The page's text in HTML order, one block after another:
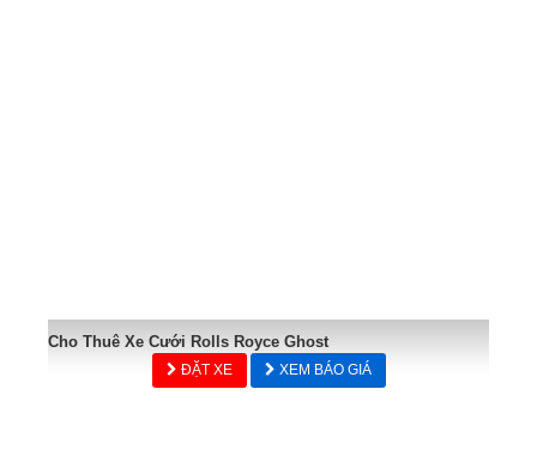
Cho Thuê Xe Cưới Rolls Royce Ghost
ĐẶT XE XEM BÁO GIÁ